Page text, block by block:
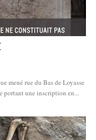
mené rue du Bas de Loyasse
portant une inscription en...